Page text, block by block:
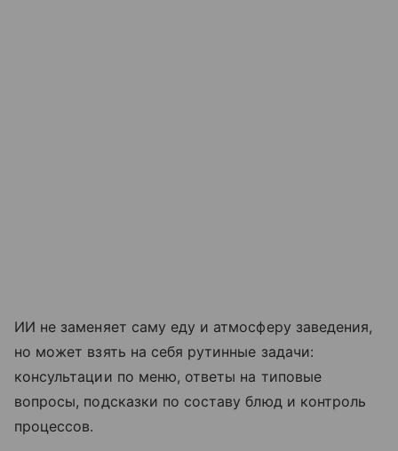
ИИ не заменяет саму еду и атмосферу заведения,
но может взять на себя рутинные задачи:
консультации по меню, ответы на типовые
вопросы, подсказки по составу блюд и контроль
процессов.